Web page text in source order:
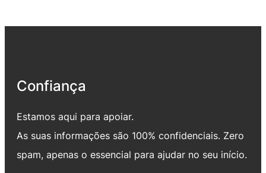
Confiança
Estamos aqui para apoiar.
As suas informações são 100% confidenciais. Zero
spam, apenas o essencial para ajudar no seu início.